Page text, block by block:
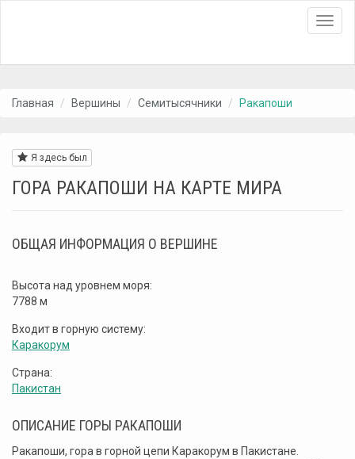
Главная Вершины Семитысячники Ракапоши
Я здесь был
ГОРА РАКАПОШИ НА КАРТЕ МИРА
ОБЩАЯ ИНФОРМАЦИЯ О ВЕРШИНЕ
Высота над уровнем моря:
7788 м
Входит в горную систему:
Каракорум
Страна:
Пакистан
ОПИСАНИЕ ГОРЫ РАКАПОШИ
Ракапоши, гора в горной цепи Каракорум в Пакистане.